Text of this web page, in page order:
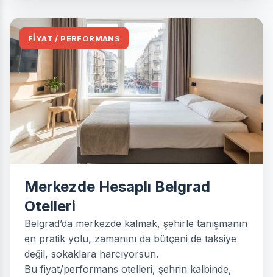
FİYAT / PERFORMANS
Merkezde Hesaplı Belgrad
Otelleri
Belgrad’da merkezde kalmak, şehirle tanışmanın
en pratik yolu, zamanını da bütçeni de taksiye
değil, sokaklara harcıyorsun.
Bu fiyat/performans otelleri, şehrin kalbinde,